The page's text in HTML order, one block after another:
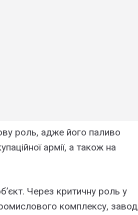
роль, адже його паливо
армії, а також на
Через критичну роль у
комплексу, завод